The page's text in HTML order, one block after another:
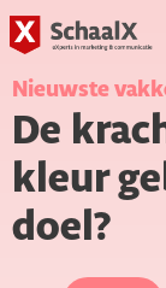
Nieuwste
De
kleur
doel?